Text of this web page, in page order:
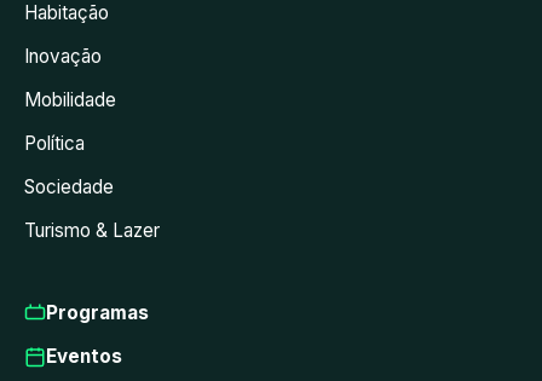
Habitação
Inovação
Mobilidade
Política
Sociedade
Turismo & Lazer
Programas
Eventos